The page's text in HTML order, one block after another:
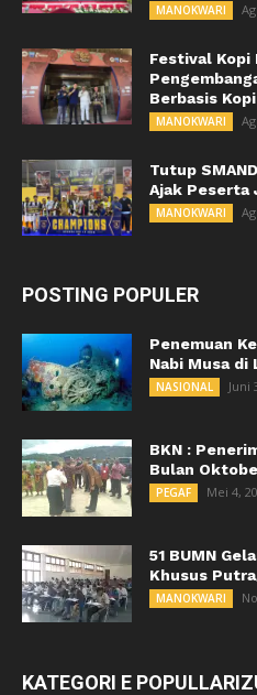
MANOKWARI
Festival Kopi
Berbasis Kopi
MANOKWARI
Tutup
Ajak Peserta
MANOKWARI
POSTING POPULER
Penemuan
Nabi Musa di
NASIONAL Juni
BKN :
Bulan
PEGAF Mei 4,
51 BUMN
Khusus
MANOKWARI
KATEGORI E